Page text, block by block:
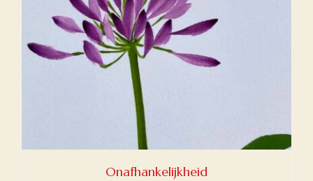
Onafhankelijkheid